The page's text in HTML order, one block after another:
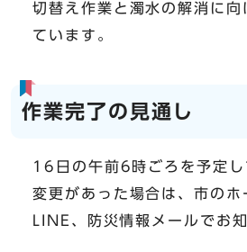
切替え作業と濁水の解消に向
ています。
作業完了の見通し
16日の午前6時ごろを予定し
変更があった場合は、市のホ
LINE、防災情報メールでお